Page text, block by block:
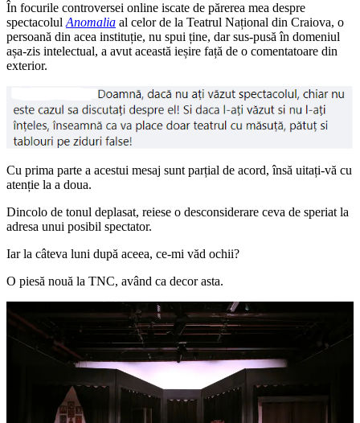
În focurile controversei online iscate de părerea mea despre
spectacolul Anomalia al celor de la Teatrul Național din Craiova, o
persoană din acea instituție, nu spui ține, dar sus-pusă în domeniul
așa-zis intelectual, a avut această ieșire față de o comentatoare din
exterior.
Cu prima parte a acestui mesaj sunt parțial de acord, însă uitați-vă cu
atenție la a doua.
Dincolo de tonul deplasat, reiese o desconsiderare ceva de speriat la
adresa unui posibil spectator.
Iar la câteva luni după aceea, ce-mi văd ochii?
O piesă nouă la TNC, având ca decor asta.